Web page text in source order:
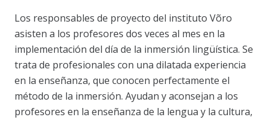
Los responsables de proyecto del instituto Võro
asisten a los profesores dos veces al mes en la
implementación del día de la inmersión lingüística. Se
trata de profesionales con una dilatada experiencia
en la enseñanza, que conocen perfectamente el
método de la inmersión. Ayudan y aconsejan a los
profesores en la enseñanza de la lengua y la cultura,